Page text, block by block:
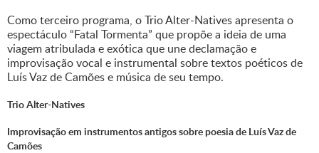
Como terceiro programa, o Trio Alter-Natives apresenta o
espectáculo “Fatal Tormenta” que propõe a ideia de uma
viagem atribulada e exótica que une declamação e
improvisação vocal e instrumental sobre textos poéticos de
Luís Vaz de Camões e música de seu tempo.
Trio Alter-Natives
Improvisação em instrumentos antigos sobre poesia de Luís Vaz de
Camões